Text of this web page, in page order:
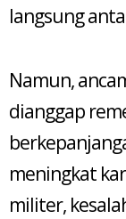
langsung
Namun,
dianggap
meningkat
militer,